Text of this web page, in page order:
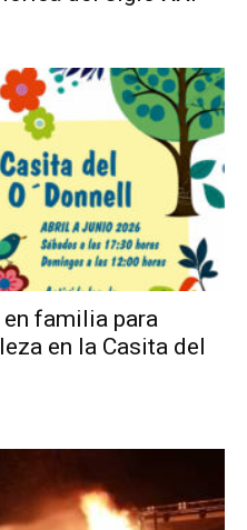
familia para
en la Casita del